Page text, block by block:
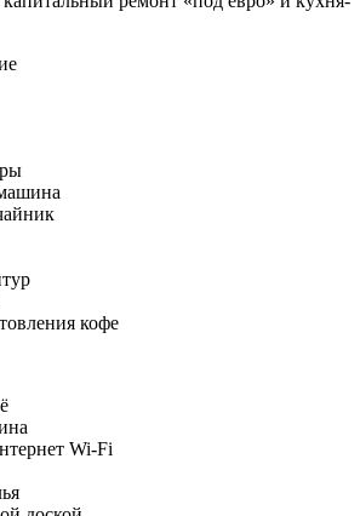
кофе
Wi-Fi